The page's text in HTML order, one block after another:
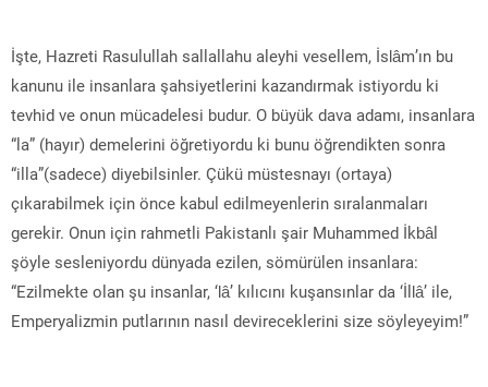
İşte, Hazreti Rasulullah sallallahu aleyhi vesellem, İslâm’ın bu
kanunu ile insanlara şahsiyetlerini kazandırmak istiyordu ki
tevhid ve onun mücadelesi budur. O büyük dava adamı, insanlara
“la” (hayır) demelerini öğretiyordu ki bunu öğrendikten sonra
“illa”(sadece) diyebilsinler. Çükü müstesnayı (ortaya)
çıkarabilmek için önce kabul edilmeyenlerin sıralanmaları
gerekir. Onun için rahmetli Pakistanlı şair Muhammed İkbâl
şöyle sesleniyordu dünyada ezilen, sömürülen insanlara:
“Ezilmekte olan şu insanlar, ‘lâ’ kılıcını kuşansınlar da ‘İllâ’ ile,
Emperyalizmin putlarının nasıl devireceklerini size söyleyeyim!”